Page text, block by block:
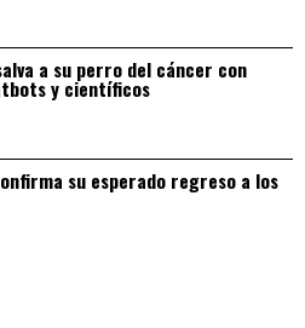
a su perro del cáncer con
y científicos
su esperado regreso a los